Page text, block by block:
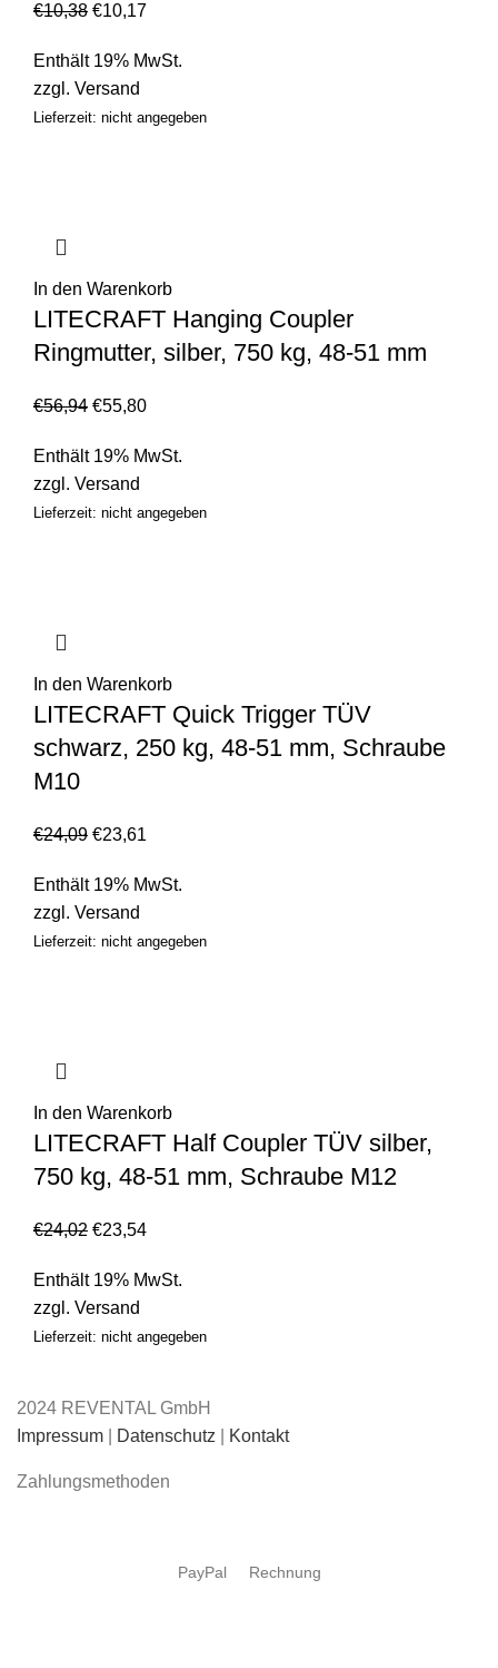
€10,38 €10,17
Enthält 19% MwSt.
zzgl. Versand
Lieferzeit: nicht angegeben
In den Warenkorb
LITECRAFT Hanging Coupler
Ringmutter, silber, 750 kg, 48-51 mm
€56,94 €55,80
Enthält 19% MwSt.
zzgl. Versand
Lieferzeit: nicht angegeben
In den Warenkorb
LITECRAFT Quick Trigger TÜV
schwarz, 250 kg, 48-51 mm, Schraube
M10
€24,09 €23,61
Enthält 19% MwSt.
zzgl. Versand
Lieferzeit: nicht angegeben
In den Warenkorb
LITECRAFT Half Coupler TÜV silber,
750 kg, 48-51 mm, Schraube M12
€24,02 €23,54
Enthält 19% MwSt.
zzgl. Versand
Lieferzeit: nicht angegeben
2024 REVENTAL GmbH
Impressum
Datenschutz Kontakt
Zahlungsmethoden
PayPal Rechnung